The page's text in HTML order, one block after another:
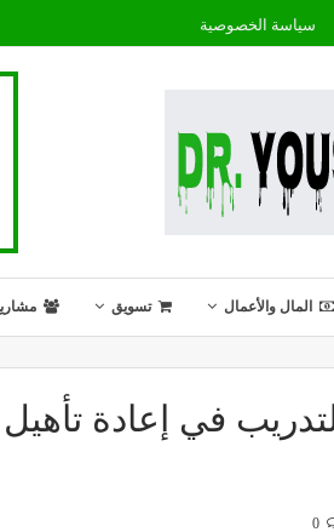
سياسة الخصوصية
المال والأعمال تسويق
في إعادة